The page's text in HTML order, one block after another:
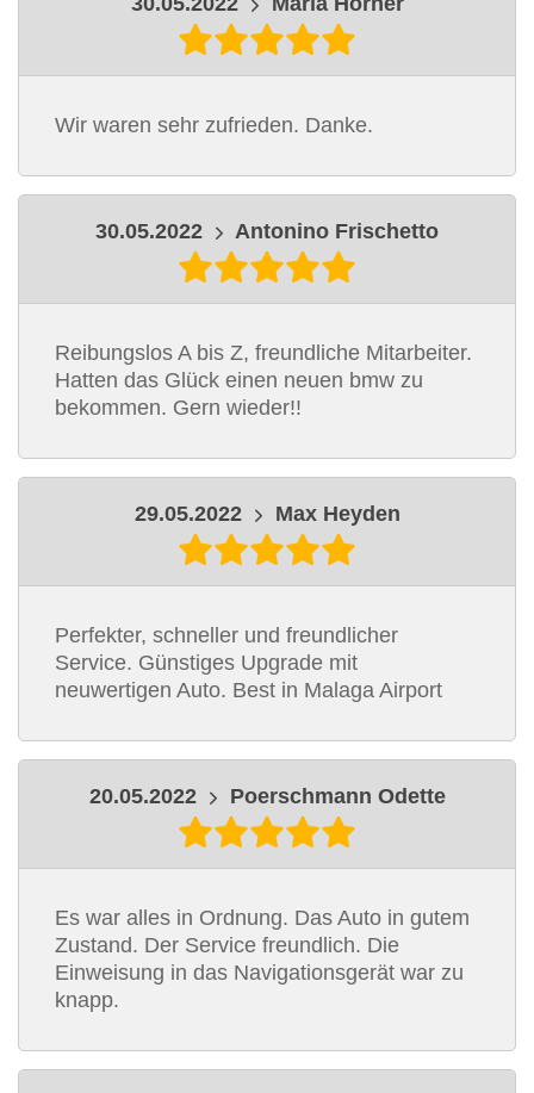
Wir waren sehr zufrieden. Danke.
30.05.2022 Antonino Frischetto
Reibungslos A bis Z, freundliche Mitarbeiter.
Hatten das Glück einen neuen bmw zu
bekommen. Gern wieder!!
29.05.2022 Max Heyden
Perfekter, schneller und freundlicher
Service. Günstiges Upgrade mit
neuwertigen Auto. Best in Malaga Airport
20.05.2022 Poerschmann Odette
Es war alles in Ordnung. Das Auto in gutem
Zustand. Der Service freundlich. Die
Einweisung in das Navigationsgerät war zu
knapp.